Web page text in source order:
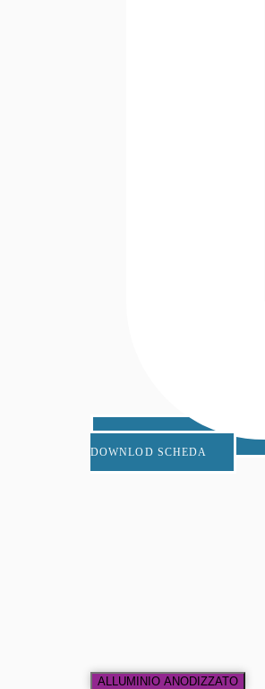
DOWNLOD SCHEDA
ALLUMINIO ANODIZZATO